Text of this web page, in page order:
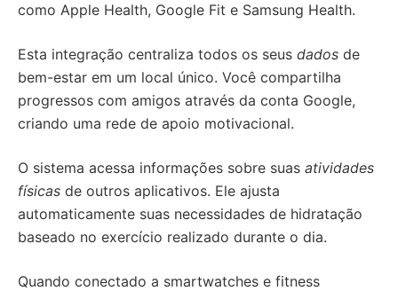
como Apple Health, Google Fit e Samsung Health.
Esta integração centraliza todos os seus dados de
bem-estar em um local único. Você compartilha
progressos com amigos através da conta Google,
criando uma rede de apoio motivacional.
O sistema acessa informações sobre suas atividades
físicas de outros aplicativos. Ele ajusta
automaticamente suas necessidades de hidratação
baseado no exercício realizado durante o dia.
Quando conectado a smartwatches e fitness